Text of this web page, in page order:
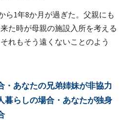
ら1年8か月が過ぎた。父親にも
た時が母親の施設入所を考える
れもそう遠くないことのよう
・あなたの兄弟姉妹が非協力
暮らしの場合・あなたが独身